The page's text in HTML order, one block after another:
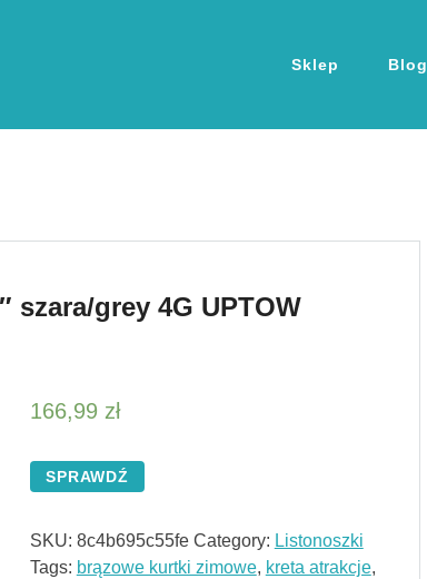
Sklep Blog
szara/grey 4G UPTOW
166,99 zł
SPRAWDŹ
SKU: 8c4b695c55fe Category: Listonoszki
Tags: brązowe kurtki zimowe, kreta atrakcje,